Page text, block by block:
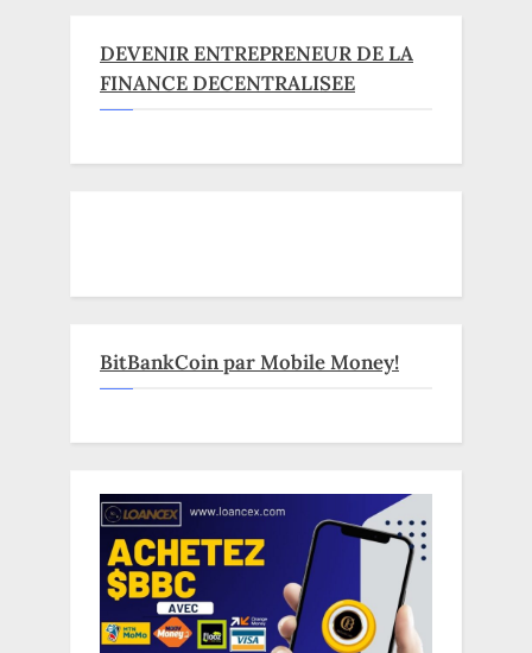
DEVENIR ENTREPRENEUR DE LA
FINANCE DECENTRALISEE
BitBankCoin par Mobile Money!